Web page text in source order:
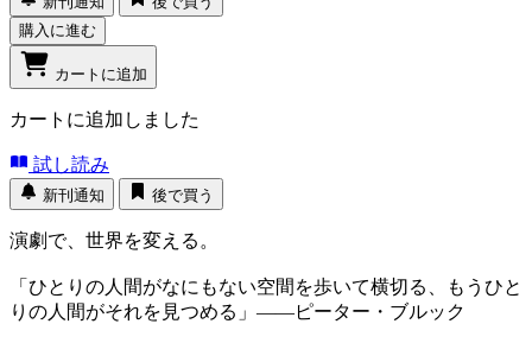
購入に進む
カートに追加
カートに追加しました
試し読み
新刊通知 後で買う
演劇で、世界を変える。
「ひとりの人間がなにもない空間を歩いて横切る、もうひと
りの人間がそれを見つめる」――ピーター・ブルック